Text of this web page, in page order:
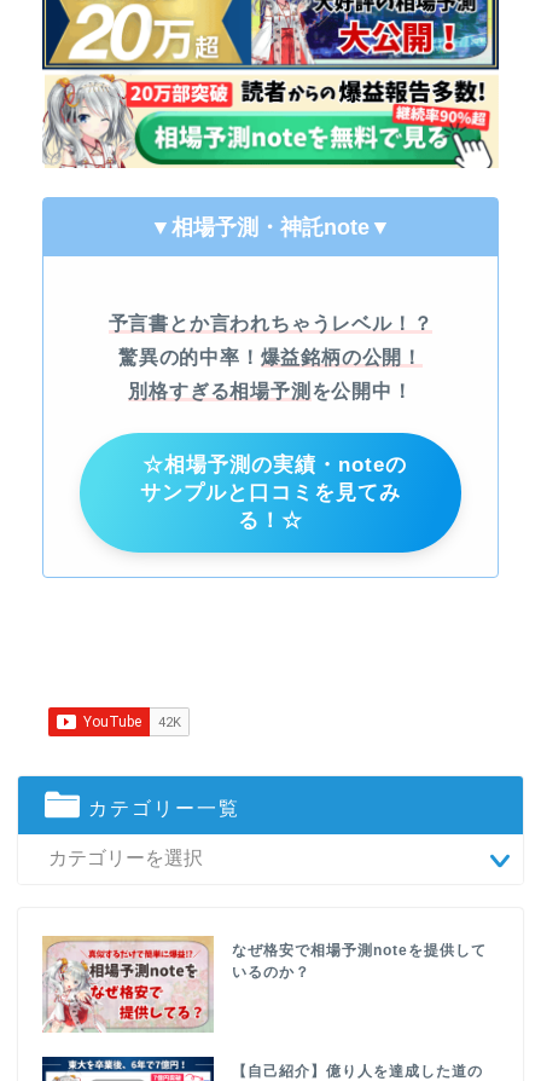
▼相場予測・神託note ▼
予言書とか言われちゃうレベル！？
驚異の的中率！ 爆益銘柄の公開！
別格すぎる相場予測 を公開中！
☆相場予測の実績・noteの
サンプルと口コミを見てみ
る！☆
カテゴリー一覧
なぜ格安で相場予測noteを提供して
いるのか？
【自己紹介】億り人を達成した道の